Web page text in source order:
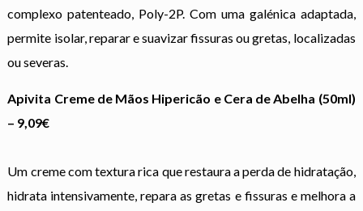
complexo patenteado, Poly-2P. Com uma galénica adaptada,
permite isolar, reparar e suavizar fissuras ou gretas, localizadas
ou severas.
Apivita Creme de Mãos Hipericão e Cera de Abelha (50ml)
– 9,09€
Um creme com textura rica que restaura a perda de hidratação,
hidrata intensivamente, repara as gretas e fissuras e melhora a